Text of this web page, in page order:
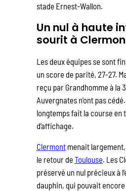
stade Ernest-Wallon.
Un nul à haute
sourit à
Les deux équipes se sont
un score de parité, 27-27.
reçu par Grandhomme à la
Auvergnates n’ont pas
longtemps fait la course en
d’affichage.
Clermontmenait
le retour de Toulouse. Les
préservé un nul précieux à
dauphin, qui pouvait